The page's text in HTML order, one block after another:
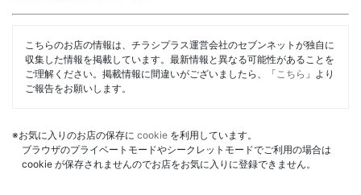
こちらのお店の情報は、チラシプラス運営会社のセブンネットが独自に
収集した情報を掲載しています。最新情報と異なる可能性があることを
ご理解ください。掲載情報に間違いがございましたら、「 こちら 」より
ご報告をお願いします。
※お気に入りのお店の保存に cookie を利用しています。
ブラウザのプライベートモードやシークレットモードでご利用の場合は
cookie が保存されませんのでお店をお気に入りに登録できません。